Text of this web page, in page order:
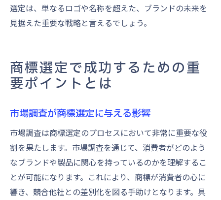
選定は、単なるロゴや名称を超えた、ブランドの未来を
見据えた重要な戦略と言えるでしょう。
商標選定で成功するための重
要ポイントとは
市場調査が商標選定に与える影響
市場調査は商標選定のプロセスにおいて非常に重要な役
割を果たします。市場調査を通じて、消費者がどのよう
なブランドや製品に関心を持っているのかを理解するこ
とが可能になります。これにより、商標が消費者の心に
響き、競合他社との差別化を図る手助けとなります。具